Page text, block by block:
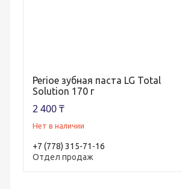
Perioe зубная паста LG Total
Solution 170 г
2 400 ₸
Нет в наличии
+7 (778) 315-71-16
Отдел продаж